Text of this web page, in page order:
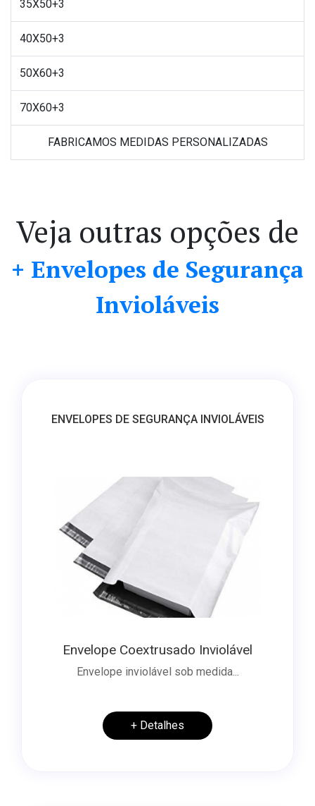
35X50+3
40X50+3
50X60+3
70X60+3
FABRICAMOS MEDIDAS PERSONALIZADAS
Veja outras opções de
+ Envelopes de Segurança
Invioláveis
ENVELOPES DE SEGURANÇA INVIOLÁVEIS
Envelope Coextrusado Inviolável
Envelope inviolável sob medida...
+ Detalhes